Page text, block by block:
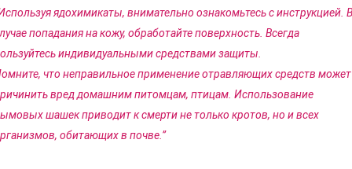
ядохимикаты, внимательно ознакомьтесь с инструкцией. В
попадания на кожу, обработайте поверхность. Всегда
индивидуальными средствами защиты.
что неправильное применение отравляющих средств может
вред домашним питомцам, птицам. Использование
шашек приводит к смерти не только кротов, но и всех
обитающих в почве.”